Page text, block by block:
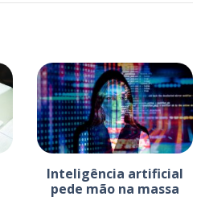
Inteligência artificial
pede mão na massa